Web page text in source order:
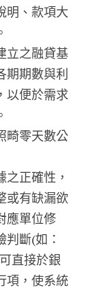
明、款項大
立之融貸基
期期數與利
以便於需求
畸零天數公
正確性，
或有缺漏欲
應單位修
斷(如：
直接於銀
項，使系統